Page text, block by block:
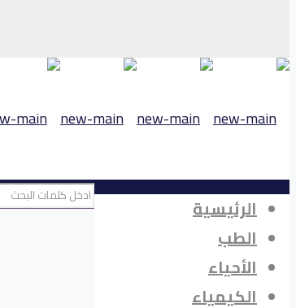
الرئيسية
الطب
الأحياء
الكيمياء